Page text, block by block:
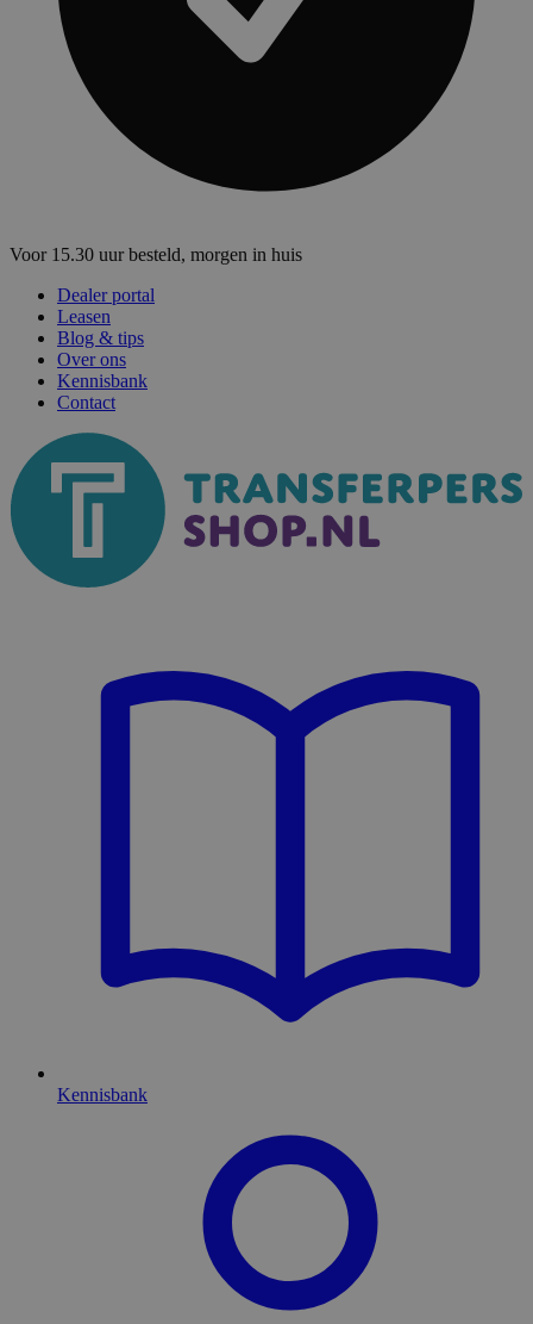
Voor 15.30 uur besteld, morgen in huis
Dealer portal
Leasen
Blog & tips
Over ons
Kennisbank
Contact
Kennisbank